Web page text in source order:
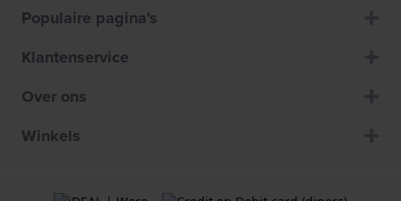
Populaire pagina's
Klantenservice
Over ons
Winkels